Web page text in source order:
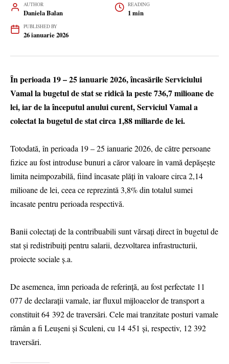
AUTHOR
Daniela Balan
READING
1 min
PUBLISHED BY
26 ianuarie 2026
În perioada 19 – 25 ianuarie 2026, încasările Serviciului
Vamal la bugetul de stat se ridică la peste 736,7 milioane de
lei, iar de la începutul anului curent, Serviciul Vamal a
colectat la bugetul de stat circa 1,88 miliarde de lei.
Totodată, în perioada 19 – 25 ianuarie 2026, de către persoane
fizice au fost introduse bunuri a căror valoare în vamă depășește
limita neimpozabilă, fiind încasate plăți în valoare circa 2,14
milioane de lei, ceea ce reprezintă 3,8% din totalul sumei
încasate pentru perioada respectivă.
Banii colectați de la contribuabili sunt vărsați direct în bugetul de
stat și redistribuiți pentru salarii, dezvoltarea infrastructurii,
proiecte sociale ș.a.
De asemenea, îmn perioada de referință, au fost perfectate 11
077 de declarații vamale, iar fluxul mijloacelor de transport a
constituit 64 392 de traversări. Cele mai tranzitate posturi vamale
rămân a fi Leușeni și Sculeni, cu 14 451 și, respectiv, 12 392
traversări.